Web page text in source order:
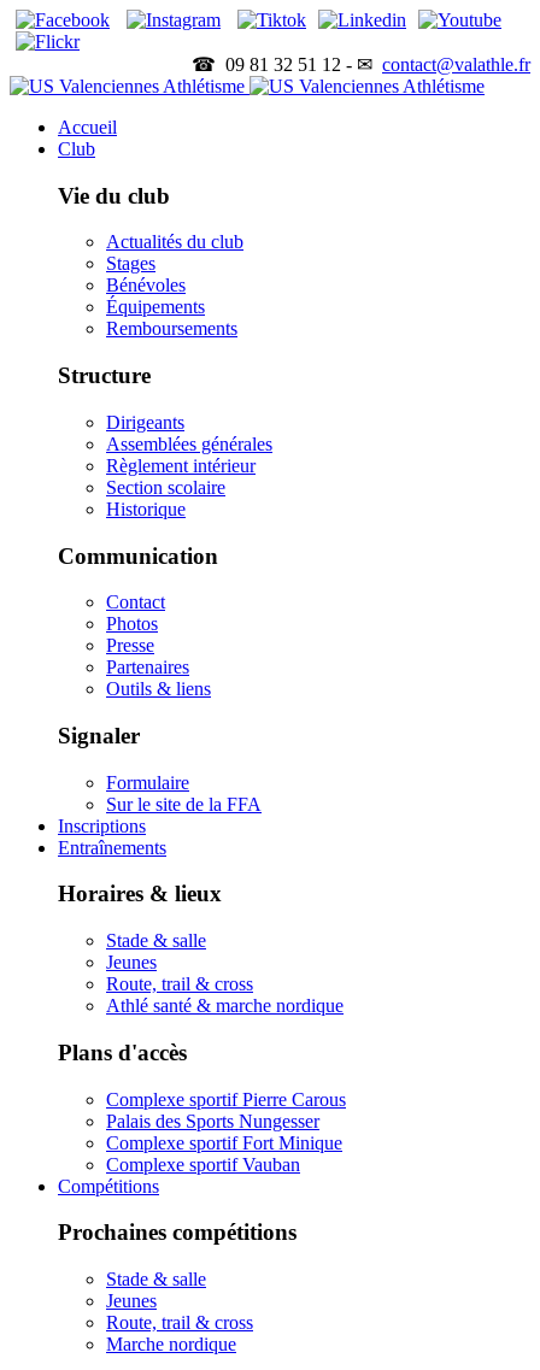
☎ 09 81 32 51 12 - ✉ contact@valathle.fr
Accueil
Club
Vie du club
Actualités du club
Stages
Bénévoles
Équipements
Remboursements
Structure
Dirigeants
Assemblées générales
Règlement intérieur
Section scolaire
Historique
Communication
Contact
Photos
Presse
Partenaires
Outils & liens
Signaler
Formulaire
Sur le site de la FFA
Inscriptions
Entraînements
Horaires & lieux
Stade & salle
Jeunes
Route, trail & cross
Athlé santé & marche nordique
Plans d'accès
Complexe sportif Pierre Carous
Palais des Sports Nungesser
Complexe sportif Fort Minique
Complexe sportif Vauban
Compétitions
Prochaines compétitions
Stade & salle
Jeunes
Route, trail & cross
Marche nordique